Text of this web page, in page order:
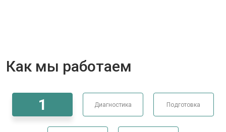
Как мы работаем
1 Диагностика Подготовка